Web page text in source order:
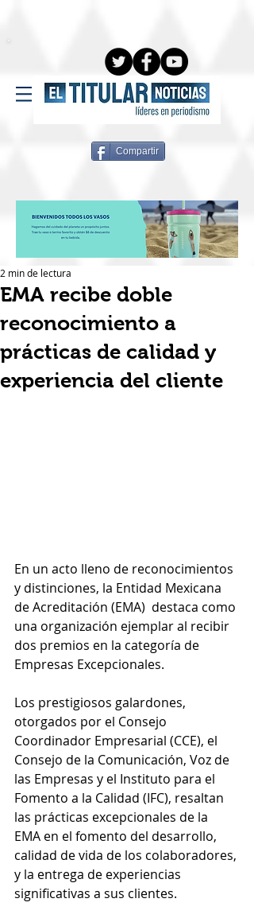
Compartir
EMA recibe doble
reconocimiento a
prácticas de calidad y
experiencia del cliente
2 min de lectura
En un acto lleno de reconocimientos
y distinciones, la Entidad Mexicana
de Acreditación (EMA)  destaca como
una organización ejemplar al recibir
dos premios en la categoría de
Empresas Excepcionales.
Los prestigiosos galardones,
otorgados por el Consejo
Coordinador Empresarial (CCE), el
Consejo de la Comunicación, Voz de
las Empresas y el Instituto para el
Fomento a la Calidad (IFC), resaltan
las prácticas excepcionales de la
EMA en el fomento del desarrollo,
calidad de vida de los colaboradores,
y la entrega de experiencias
significativas a sus clientes.